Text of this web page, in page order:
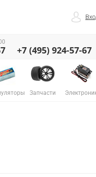
+7 (495) 924-57-67
Запчасти